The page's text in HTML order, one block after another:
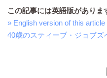
この記事には英語版がありま
» English version of this
40歳のスティーブ・ジョブ